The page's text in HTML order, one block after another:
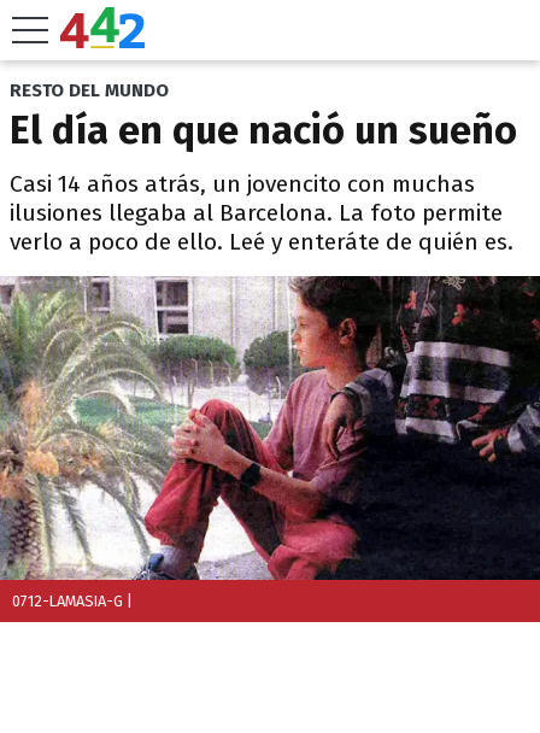
RESTO DEL MUNDO
El día en que nació un sueño
Casi 14 años atrás, un jovencito con muchas
ilusiones llegaba al Barcelona. La foto permite
verlo a poco de ello. Leé y enteráte de quién es.
0712-LAMASIA-G